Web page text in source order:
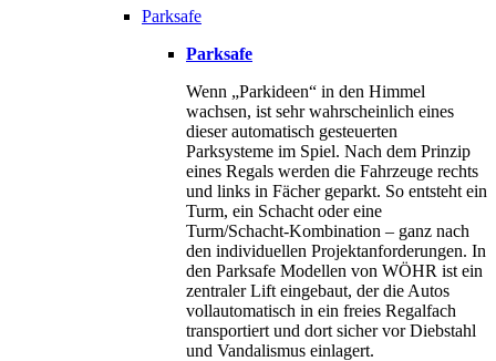
Parksafe
Parksafe
Wenn „Parkideen“ in den Himmel
wachsen, ist sehr wahrscheinlich eines
dieser automatisch gesteuerten
Parksysteme im Spiel. Nach dem Prinzip
eines Regals werden die Fahrzeuge rechts
und links in Fächer geparkt. So entsteht ein
Turm, ein Schacht oder eine
Turm/Schacht-Kombination – ganz nach
den individuellen Projektanforderungen. In
den Parksafe Modellen von WÖHR ist ein
zentraler Lift eingebaut, der die Autos
vollautomatisch in ein freies Regalfach
transportiert und dort sicher vor Diebstahl
und Vandalismus einlagert.